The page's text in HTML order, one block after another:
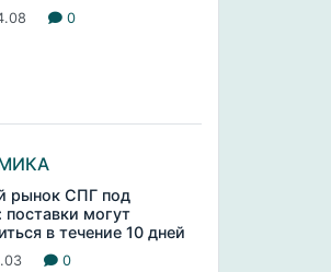
0
рынок СПГ под
поставки могут
в течение 10 дней
0